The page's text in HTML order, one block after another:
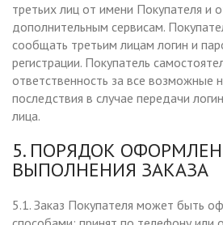
третьих лиц от имени Покупателя и
дополнительным сервисам.
сообщать третьим лицам логин и
регистрации. Покупатель
ответственность за все возможные
последствия в случае передачи
лица.
5. ПОРЯДОК
ВЫПОЛНЕНИЯ ЗАКАЗА
5.1. Заказ Покупателя может быть